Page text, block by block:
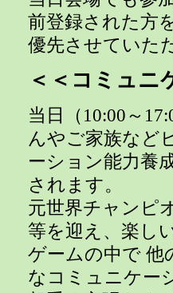
前登録された方
優先させていた
＜＜コミュニ
当日（10:00～
んやご家族など
ーション能力養
されます。
元世界チャンピ
等を迎え、楽し
ゲームの中で 他
なコミュニケー